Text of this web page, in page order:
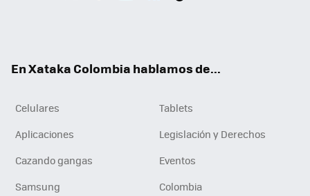
En Xataka Colombia hablamos de...
Celulares
Tablets
Aplicaciones
Legislación y Derechos
Cazando gangas
Eventos
Samsung
Colombia